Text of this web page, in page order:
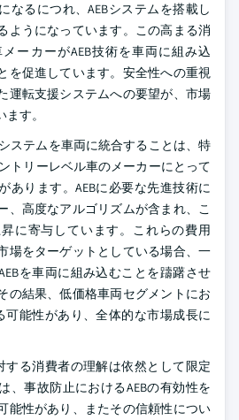
なるにつれ、AEBシステムを搭載し
ようになっています。この高まる消
ーカーがAEB技術を車両に組み込
を促進しています。安全性への重視
運転支援システムへの要望が、市場
す。
ステムを車両に統合することは、特
トリーレベル車のメーカーにとって
あります。AEBに必要な先進技術に
、高度なアルゴリズムが含まれ、こ
に寄与しています。これらの費用
場をターゲットとしている場合、一
を車両に組み込むことを躊躇させ
の結果、低価格車両セグメントにお
可能性があり、全体的な市場成長に
する消費者の理解は依然として限定
、事故防止におけるAEBの有効性を
能性があり、またその信頼性につい